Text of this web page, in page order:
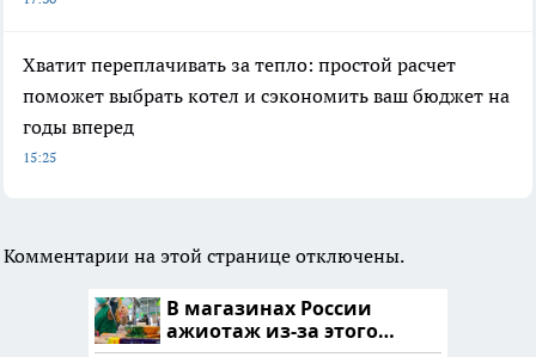
Хватит переплачивать за тепло: простой расчет
поможет выбрать котел и сэкономить ваш бюджет на
годы вперед
15:25
Комментарии на этой странице отключены.
В магазинах России
ажиотаж из-за этого